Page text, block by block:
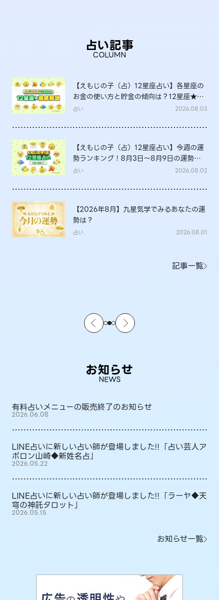
占い記事
COLUMN
【えもじの子（占）12星座占い】各星座の
お金の使い方と貯金の傾向は？12星座★徹
底解説
占い 2026.08.03
【えもじの子（占）12星座占い】今週の運
勢ランキング！8月3日～8月9日の運勢
は？
占い 2026.08.02
【2026年8月】九星気学でみるあなたの運
勢は？
占い 2026.08.01
記事一覧
お知らせ
NEWS
有料占いメニューの販売終了のお知らせ
2026.06.08
LINE占いに新しい占い師が登場しました!!「占い芸人ア
ポロン山崎◆新姓名占」
2026.05.22
LINE占いに新しい占い師が登場しました!!「ラーヤ◆天
穹の神託タロット」
2026.05.15
お知らせ一覧